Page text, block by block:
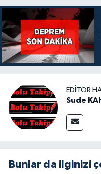
EDITÖR
Sude
Bunlar da ilginizi